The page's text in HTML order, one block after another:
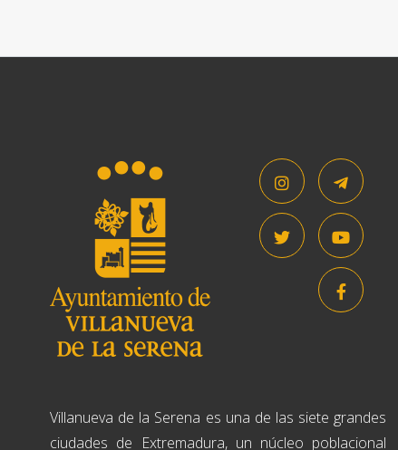
Villanueva de la Serena es una de las siete grandes
ciudades de Extremadura, un núcleo poblacional